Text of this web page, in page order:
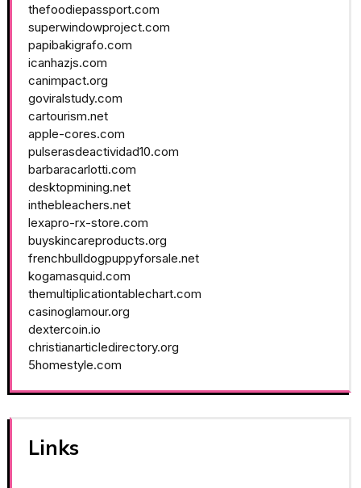
thefoodiepassport.com
superwindowproject.com
papibakigrafo.com
icanhazjs.com
canimpact.org
goviralstudy.com
cartourism.net
apple-cores.com
pulserasdeactividad10.com
barbaracarlotti.com
desktopmining.net
inthebleachers.net
lexapro-rx-store.com
buyskincareproducts.org
frenchbulldogpuppyforsale.net
kogamasquid.com
themultiplicationtablechart.com
casinoglamour.org
dextercoin.io
christianarticledirectory.org
5homestyle.com
Links